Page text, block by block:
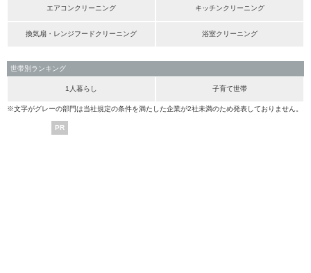
エアコンクリーニング キッチンクリーニング
換気扇・レンジフードクリーニング 浴室クリーニング
世帯別ランキング
1人暮らし 子育て世帯
※文字がグレーの部門は当社規定の条件を満たした企業が2社未満のため発表しておりません。
PR